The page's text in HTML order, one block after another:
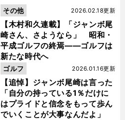
【木村和久連載】「ジャンボ尾
崎さん、さようなら」 昭和・
平成ゴルフの終焉――ゴルフは
新たな時代へ
2026.02.18更新
その他
【追悼】ジャンボ尾崎は言った
「自分の持っている1％だけに
はプライドと信念をもって歩ん
でいくことが大事なんだよ」
2026.01.16更新
ゴルフ